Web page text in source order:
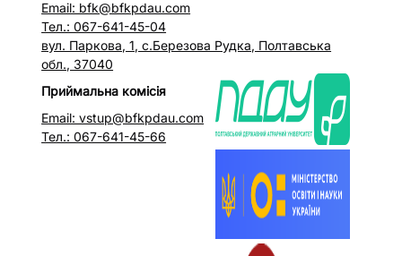
Email: bfk@bfkpdau.com
Тел.: 067-641-45-04
вул. Паркова, 1, с.Березова Рудка, Полтавська
обл., 37040
Приймальна комісія
Email: vstup@bfkpdau.com
Тел.: 067-641-45-66